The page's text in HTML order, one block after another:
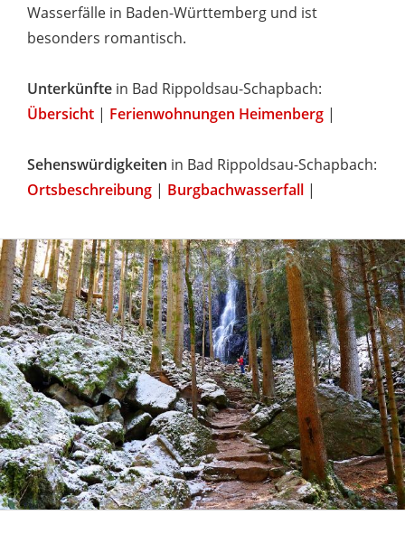
Wasserfälle in Baden-Württemberg und ist
besonders romantisch.
Unterkünfte in Bad Rippoldsau-Schapbach:
Übersicht | Ferienwohnungen Heimenberg |
Sehenswürdigkeiten in Bad Rippoldsau-Schapbach:
Ortsbeschreibung | Burgbachwasserfall |